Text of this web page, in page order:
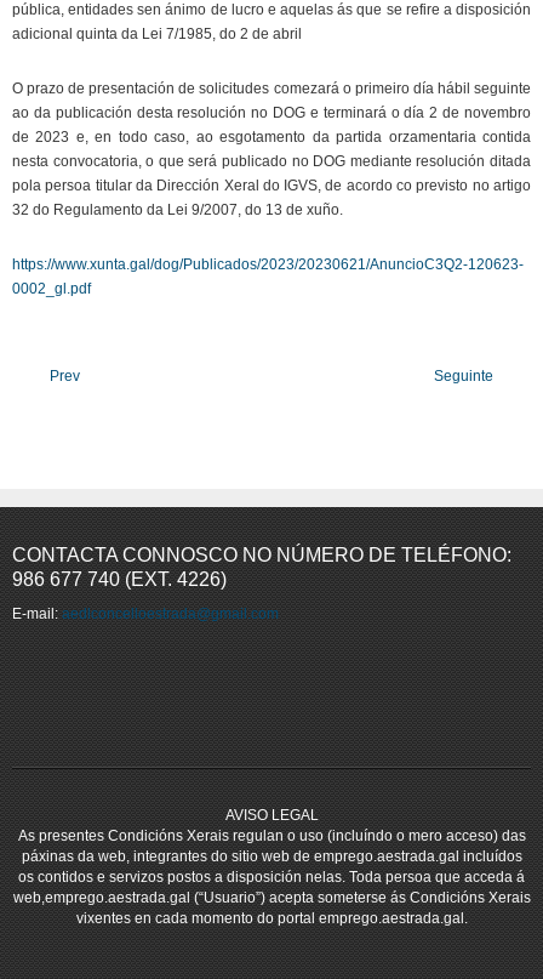
pública, entidades sen ánimo de lucro e aquelas ás que se refire a disposición
adicional quinta da Lei 7/1985, do 2 de abril
O prazo de presentación de solicitudes comezará o primeiro día hábil seguinte
ao da publicación desta resolución no DOG e terminará o día 2 de novembro
de 2023 e, en todo caso, ao esgotamento da partida orzamentaria contida
nesta convocatoria, o que será publicado no DOG mediante resolución ditada
pola persoa titular da Dirección Xeral do IGVS, de acordo co previsto no artigo
32 do Regulamento da Lei 9/2007, do 13 de xuño.
https://www.xunta.gal/dog/Publicados/2023/20230621/AnuncioC3Q2-120623-
0002_gl.pdf
Prev Seguinte
CONTACTA CONNOSCO NO NÚMERO DE TELÉFONO:
986 677 740 (EXT. 4226)
E-mail: aedlconcelloestrada@gmail.com
AVISO LEGAL
As presentes Condicións Xerais regulan o uso (incluíndo o mero acceso) das
páxinas da web, integrantes do sitio web de emprego.aestrada.gal incluídos
os contidos e servizos postos a disposición nelas. Toda persoa que acceda á
web,emprego.aestrada.gal (“Usuario”) acepta someterse ás Condicións Xerais
vixentes en cada momento do portal emprego.aestrada.gal.